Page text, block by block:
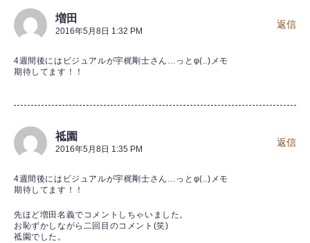
増田
2016年5月8日 1:32 PM
4週間後にはビジュアルが宇梶剛士さん…っとφ(..)メモ
期待してます！！
返信
祗園
2016年5月8日 1:35 PM
4週間後にはビジュアルが宇梶剛士さん…っとφ(..)メモ
期待してます！！
先ほど増田名義でコメントしちゃいました。
お恥ずかしながら二回目のコメント(笑)
祗園でした。
返信